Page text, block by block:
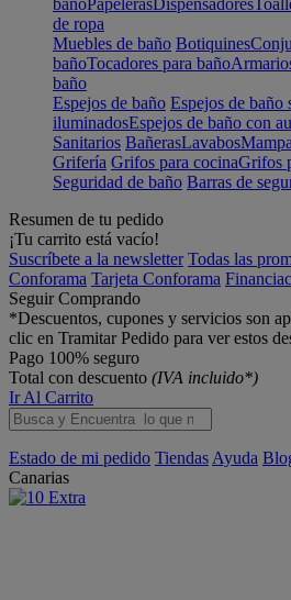
bañoPapelerasDispensadores
de ropa
Muebles de baño Botiquines
bañoTocadores para baño
baño
Espejos de baño Espejos de baño
iluminadosEspejos de baño con
Sanitarios BañerasLavabos
Grifería Grifos para cocinaGrifos
Seguridad de baño Barras de
Resumen de tu pedido
¡Tu carrito está vacío!
Suscríbete a la newsletter Todas las
Conforama Tarjeta Conforama
Seguir Comprando
*Descuentos, cupones y servicios son
clic en Tramitar Pedido para ver estos
Pago 100% seguro
Total con descuento (IVA incluido*)
Ir Al Carrito
Estado de mi pedido Tiendas Ayuda
Canarias